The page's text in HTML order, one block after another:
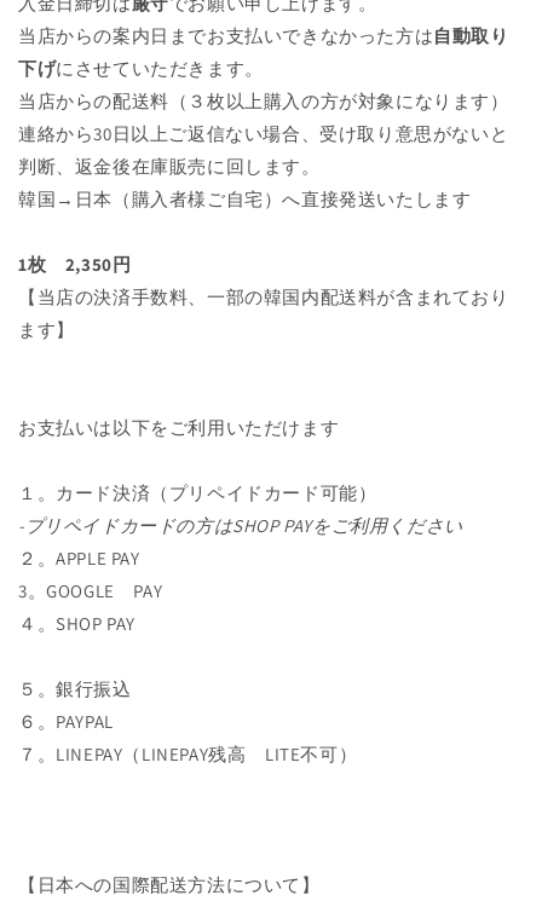
当店からの案内日までお支払いできなかった方は自動取り
下げにさせていただきます。
当店からの配送料（３枚以上購入の方が対象になります）
連絡から30日以上ご返信ない場合、受け取り意思がないと
判断、返金後在庫販売に回します。
韓国→日本（購入者様ご自宅）へ直接発送いたします
1枚 2,350円
【当店の決済手数料、一部の韓国内配送料が含まれており
ます】
お支払いは以下をご利用いただけます
１。カード決済（プリペイドカード可能）
-プリペイドカードの方はSHOP PAYをご利用ください
２。APPLE PAY
3。GOOGLE PAY
４。SHOP PAY
５。銀行振込
６。PAYPAL
７。LINEPAY（LINEPAY残高 LITE不可）
【日本への国際配送方法について】